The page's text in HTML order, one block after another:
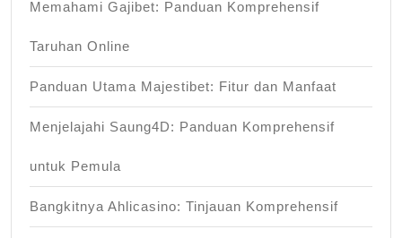
Memahami Gajibet: Panduan Komprehensif
Taruhan Online
Panduan Utama Majestibet: Fitur dan Manfaat
Menjelajahi Saung4D: Panduan Komprehensif
untuk Pemula
Bangkitnya Ahlicasino: Tinjauan Komprehensif